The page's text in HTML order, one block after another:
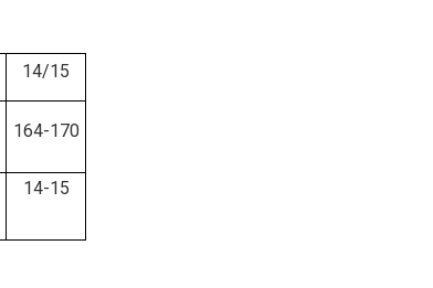
14/15
164-170
14-15